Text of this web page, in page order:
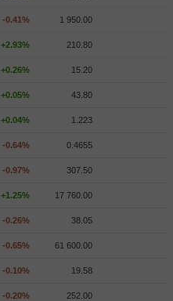
-0.41% 1 950.00
+2.93% 210.80
+0.26% 15.20
+0.05% 43.80
+0.04% 1.223
-0.64% 0.4655
-0.97% 307.50
+1.25% 17 760.00
-0.26% 38.05
-0.65% 61 600.00
-0.10% 19.58
-0.20% 252.00